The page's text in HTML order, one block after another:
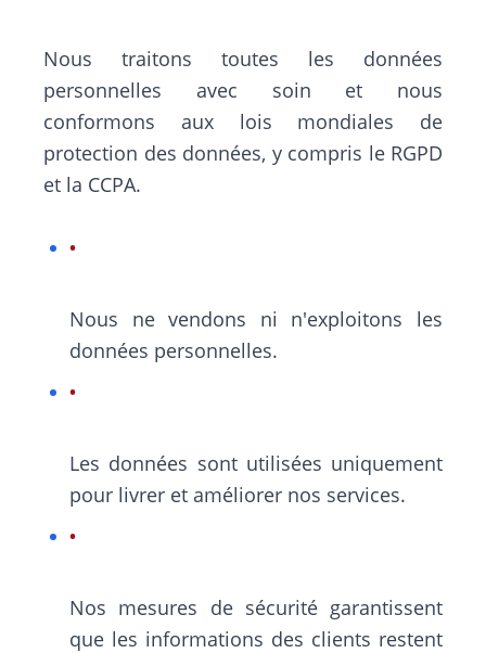
Nous traitons toutes les données
personnelles avec soin et nous
conformons aux lois mondiales de
protection des données, y compris le RGPD
et la CCPA.
Nous ne vendons ni n'exploitons les
données personnelles.
Les données sont utilisées uniquement
pour livrer et améliorer nos services.
Nos mesures de sécurité garantissent
que les informations des clients restent